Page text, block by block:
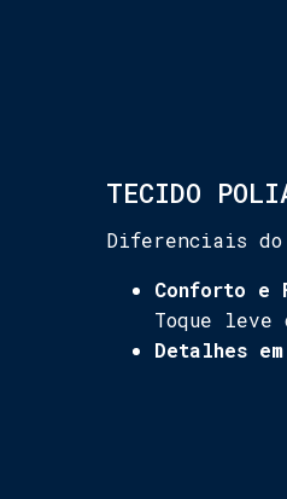
TECIDO
Diferenciais do
Conforto e
Toque leve
Detalhes